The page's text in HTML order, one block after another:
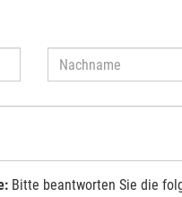
Bitte beantworten Sie die